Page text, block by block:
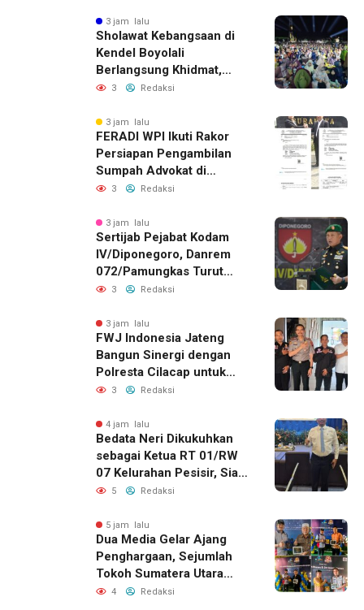
3 jam lalu
Sholawat Kebangsaan di
Kendel Boyolali
Berlangsung Khidmat,
Pengamanan Libatkan
3 Redaksi
3 jam lalu
FERADI WPI Ikuti Rakor
Persiapan Pengambilan
Sumpah Advokat di
Pengadilan Tinggi
3 Redaksi
3 jam lalu
Sertijab Pejabat Kodam
IV/Diponegoro, Danrem
072/Pamungkas Turut
Hadir
3 Redaksi
3 jam lalu
FWJ Indonesia Jateng
Bangun Sinergi dengan
Polresta Cilacap untuk
Perkuat Kamtibmas
3 Redaksi
4 jam lalu
Bedata Neri Dikukuhkan
sebagai Ketua RT 01/RW
07 Kelurahan Pesisir, Siap
Layani Warga
5 Redaksi
5 jam lalu
Dua Media Gelar Ajang
Penghargaan, Sejumlah
Tokoh Sumatera Utara
Raih Apresiasi
4 Redaksi